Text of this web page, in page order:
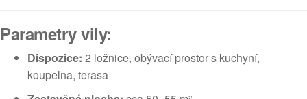
Parametry vily:
Dispozice: 2 ložnice, obývací prostor s kuchyní,
koupelna, terasa